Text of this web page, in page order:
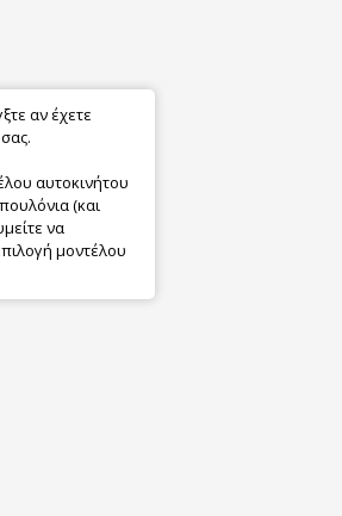
αν έχετε
αυτοκινήτου
(και
να
μοντέλου